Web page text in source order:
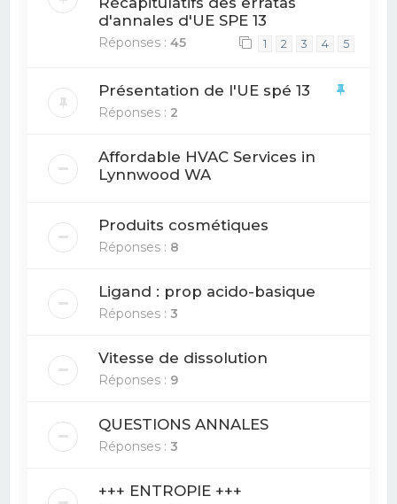
d'annales d'UE SPE 13
Réponses :45 1 2 3 4 5
Présentation de l'UE spé 13
Réponses : 2
Affordable HVAC Services in
Lynnwood WA
Produits cosmétiques
Réponses : 8
Ligand : prop acido-basique
Réponses :3
Vitesse de dissolution
Réponses : 9
QUESTIONS ANNALES
Réponses :3
+++ ENTROPIE +++